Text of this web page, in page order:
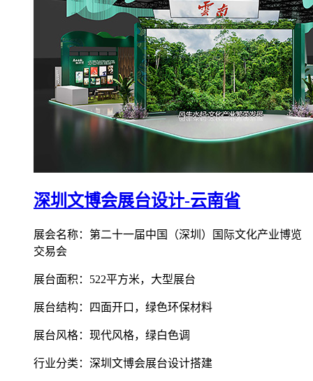
深圳文博会展台设计-云南省
展会名称：第二十一届中国（深圳）国际文化产业博览
交易会
展台面积：522平方米，大型展台
展台结构：四面开口，绿色环保材料
展台风格：现代风格，绿白色调
行业分类：深圳文博会展台设计搭建